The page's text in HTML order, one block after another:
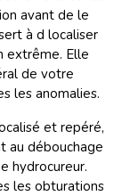
avant de le
à d localiser
extrême. Elle
de votre
les anomalies.
et repéré,
au débouchage
hydrocureur.
les obturations